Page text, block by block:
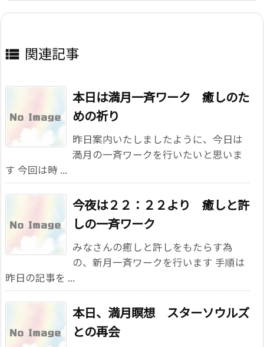
 関連記事
本日は満月一斉ワーク 癒しのた
めの祈り
昨日案内いたしましたように、今日は
満月の一斉ワークを行いたいと思いま
す 今回は時 ...
今夜は２２：２２より 癒しと許
しの一斉ワーク
みなさんの癒しと許しをもたらす為
の、新月一斉ワークを行います 手順は
昨日の記事を ...
本日、満月瞑想 スターソウルズ
との再会